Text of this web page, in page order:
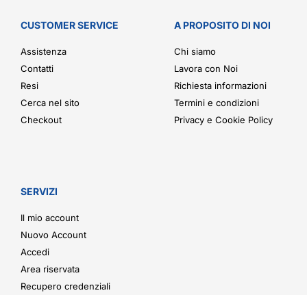
CUSTOMER SERVICE
Assistenza
Contatti
Resi
Cerca nel sito
Checkout
A PROPOSITO DI NOI
Chi siamo
Lavora con Noi
Richiesta informazioni
Termini e condizioni
Privacy e Cookie Policy
SERVIZI
Il mio account
Nuovo Account
Accedi
Area riservata
Recupero credenziali